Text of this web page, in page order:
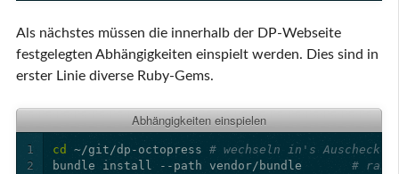
Als nächstes müssen die innerhalb der DP-Webseite
festgelegten Abhängigkeiten einspielt werden. Dies sind in
erster Linie diverse Ruby-Gems.
Abhängigkeiten einspielen
1
2
cd ~/git/dp-octopress # wechseln in's Auscheck-
bundle install --path vendor/bundle #